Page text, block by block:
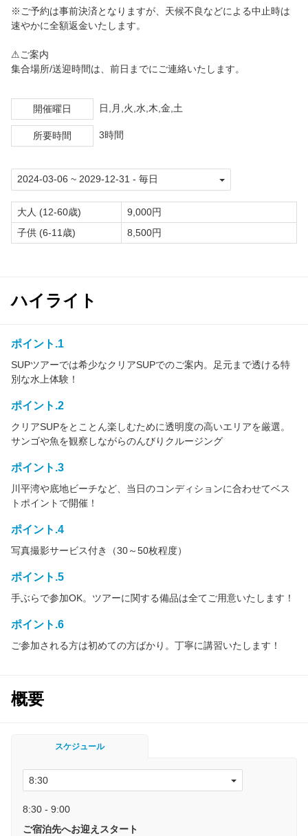
※ご予約は事前決済となりますが、天候不良などによる中止時は
速やかに全額返金いたします。
⚠ご案内
集合場所/送迎時間は、前日までにご連絡いたします。
開催曜日 日,月,火,水,木,金,土
所要時間 3時間
大人 (12-60歳)
9,000円
子供 (6-11歳)
8,500円
ハイライト
ポイント.1
SUPツアーでは希少なクリアSUPでのご案内。足元まで透ける特
別な水上体験！
ポイント.2
クリアSUPをとことん楽しむために透明度の高いエリアを厳選。
サンゴや魚を観察しながらのんびりクルージング
ポイント.3
川平湾や底地ビーチなど、当日のコンディションに合わせてベス
トポイントで開催！
ポイント.4
写真撮影サービス付き（30～50枚程度）
ポイント.5
手ぶらで参加OK。ツアーに関する備品は全てご用意いたします！
ポイント.6
ご参加される方は初めての方ばかり。丁寧に講習いたします！
概要
スケジュール
8:30 - 9:00
ご宿泊先へお迎えスタート